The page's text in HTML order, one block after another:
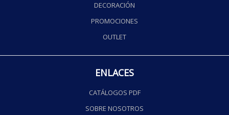
DECORACIÓN
PROMOCIONES
OUTLET
ENLACES
CATÁLOGOS PDF
SOBRE NOSOTROS